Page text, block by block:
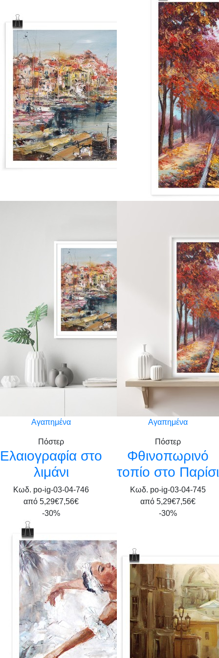
Αγαπημένα
Πόστερ
Ελαιογραφία στο
λιμάνι
Κωδ. po-ig-03-04-746
από 5,29€7,56€
Αγαπημένα
Πόστερ
Φθινοπωρινό
τοπίο στο Παρίσι
Κωδ. po-ig-03-04-745
από 5,29€7,56€
-30%
-30%